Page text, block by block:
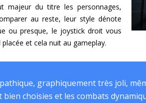
majeur du titre les personnages,
au reste, leur style dénote
ou presque, le joystick droit vous
et cela nuit au gameplay.
graphiquement très joli,
choisies et les combats